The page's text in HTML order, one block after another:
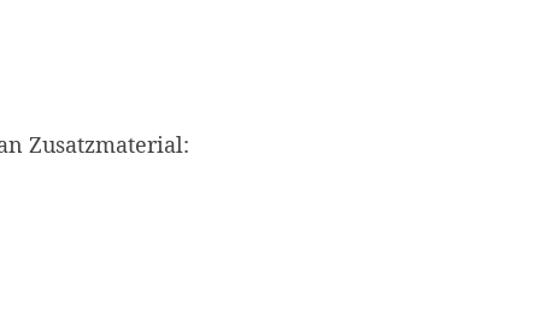
Zusatzmaterial: